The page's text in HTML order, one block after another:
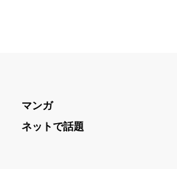
マンガ
ネットで話題